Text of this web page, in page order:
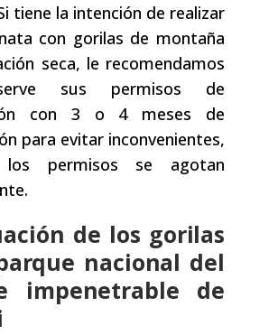
tiene la intención de realizar
con gorilas de montaña
seca, le recomendamos
sus permisos de
con 3 o 4 meses de
para evitar inconvenientes,
permisos se agotan
de los gorilas
nacional del
impenetrable de